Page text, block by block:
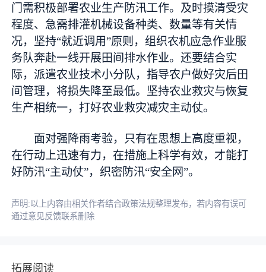
门需积极部署农业生产防汛工作。及时摸清受灾
程度、急需排灌机械设备种类、数量等有关情
况，坚持“就近调用”原则，组织农机应急作业服
务队奔赴一线开展田间排水作业。还要结合实
际，派遣农业技术小分队，指导农户做好灾后田
间管理，将损失降至最低。坚持农业救灾与恢复
生产相统一，打好农业救灾减灾主动仗。
面对强降雨考验，只有在思想上高度重视，
在行动上迅速有力，在措施上科学有效，才能打
好防汛“主动仗”，织密防汛“安全网”。
声明:以上内容由相关作者结合政策法规整理发布，若内容有误可
通过意见反馈联系删除
拓展阅读